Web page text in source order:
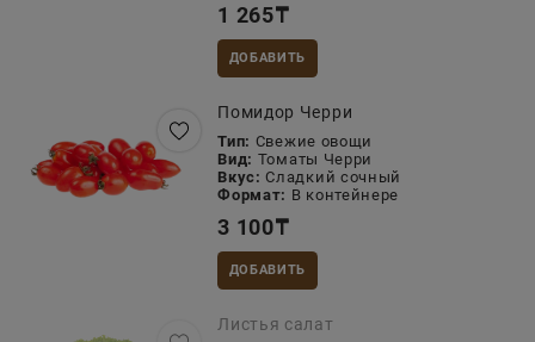
1 265₸
ДОБАВИТЬ
Помидор Черри
Тип: Свежие овощи
Вид: Томаты Черри
Вкус: Сладкий сочный
Формат: В контейнере
3 100₸
ДОБАВИТЬ
Листья салат